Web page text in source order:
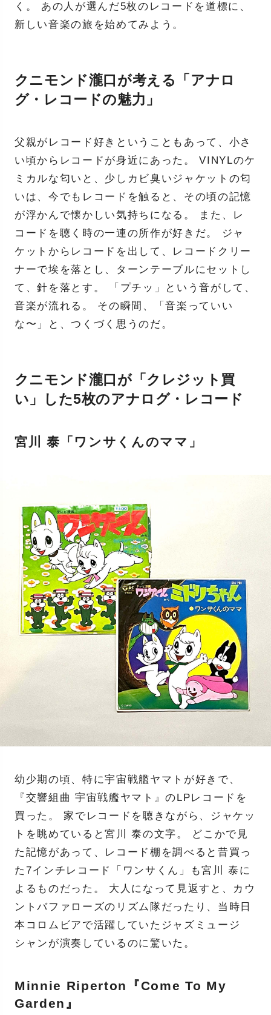
く。 あの人が選んだ5枚のレコードを道標に、
新しい音楽の旅を始めてみよう。
クニモンド瀧口が考える「アナロ
グ・レコードの魅力」
父親がレコード好きということもあって、小さ
い頃からレコードが身近にあった。 VINYLのケ
ミカルな匂いと、少しカビ臭いジャケットの匂
いは、今でもレコードを触ると、その頃の記憶
が浮かんで懐かしい気持ちになる。 また、レ
コードを聴く時の一連の所作が好きだ。 ジャ
ケットからレコードを出して、レコードクリー
ナーで埃を落とし、ターンテーブルにセットし
て、針を落とす。 「プチッ」という音がして、
音楽が流れる。 その瞬間、「音楽っていい
な〜」と、つくづく思うのだ。
クニモンド瀧口が「クレジット買
い」した5枚のアナログ・レコード
宮川 泰「ワンサくんのママ」
幼少期の頃、特に宇宙戦艦ヤマトが好きで、
『交響組曲 宇宙戦艦ヤマト』のLPレコードを
買った。 家でレコードを聴きながら、ジャケッ
トを眺めていると宮川 泰の文字。 どこかで見
た記憶があって、レコード棚を調べると昔買っ
た7インチレコード「ワンサくん」も宮川 泰に
よるものだった。 大人になって見返すと、カウ
ントバファローズのリズム隊だったり、当時日
本コロムビアで活躍していたジャズミュージ
シャンが演奏しているのに驚いた。
Minnie Riperton『Come To My
Garden』